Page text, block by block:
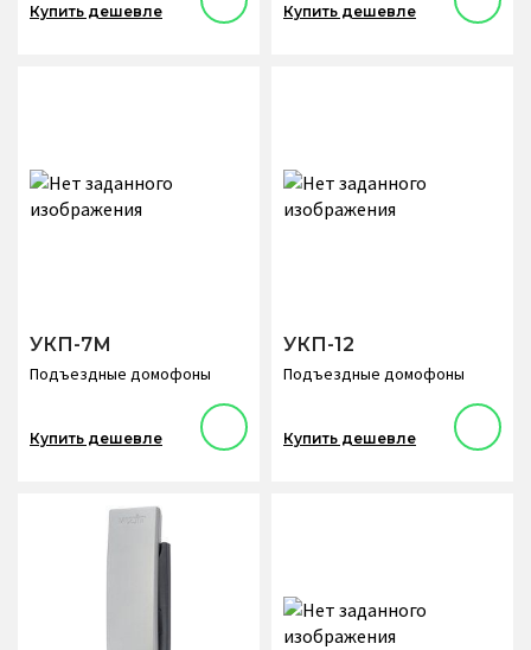
Купить дешевле Купить дешевле
УКП-7М
Подъездные домофоны
Купить дешевле
УКП-12
Подъездные домофоны
Купить дешевле